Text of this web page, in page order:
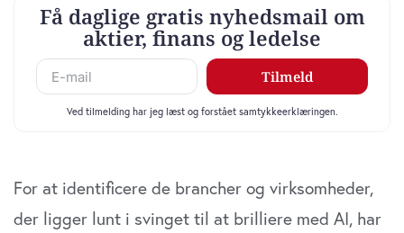
For at identificere de brancher og virksomheder,
der ligger lunt i svinget til at brilliere med AI, har